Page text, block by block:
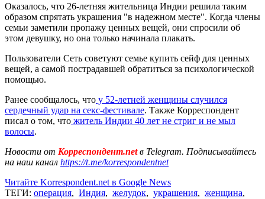
Оказалось, что 26-летняя жительница Индии решила таким
образом спрятать украшения "в надежном месте". Когда члены
семьи заметили пропажу ценных вещей, они спросили об
этом девушку, но она только начинала плакать.
Пользователи Сеть советуют семье купить сейф для ценных
вещей, а самой пострадавшей обратиться за психологической
помощью.
Ранее сообщалось, что у 52-летней женщины случился
сердечный удар на секс-фестивале. Также Корреспондент
писал о том, что житель Индии 40 лет не стриг и не мыл
волосы.
Новости от Корреспондент.netв Telegram. Подписывайтесь
на наш канал https://t.me/korrespondentnet
Читайте Korrespondent.net в Google News
ТЕГИ: операция, Индия, желудок, украшения, женщина,